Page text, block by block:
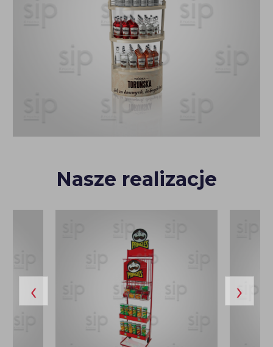
Nasze realizacje